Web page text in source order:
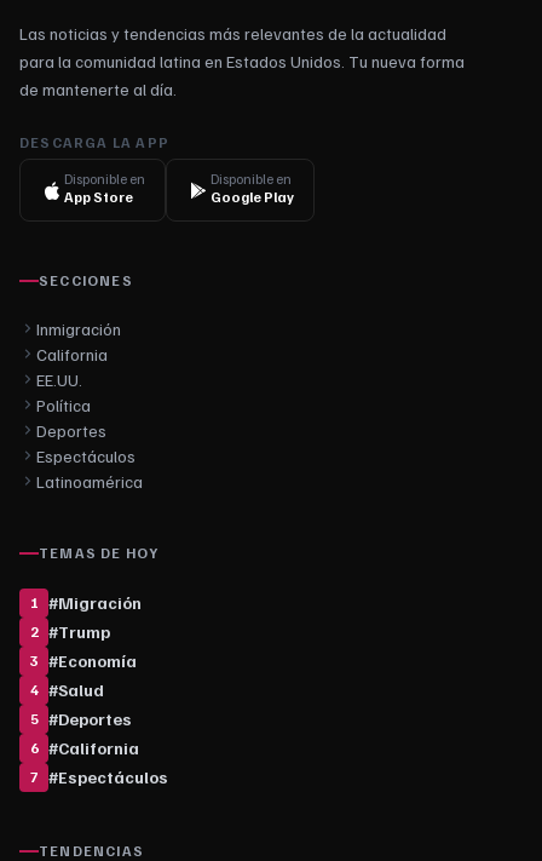
Las noticias y tendencias más relevantes de la actualidad
para la comunidad latina en Estados Unidos. Tu nueva forma
de mantenerte al día.
DESCARGA LA APP
Disponible en
App Store
Disponible en
Google Play
SECCIONES
Inmigración
California
EE.UU.
Política
Deportes
Espectáculos
Latinoamérica
TEMAS DE HOY
1 #Migración
2 #Trump
3 #Economía
4 #Salud
5 #Deportes
6 #California
7 #Espectáculos
TENDENCIAS